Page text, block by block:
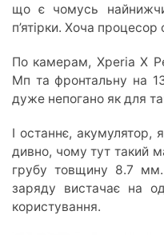
що є чомусь
п’ятірки. Хоча
По камерам, Xperia X
Мп та фронтальну на
дуже непогано як для
І останнє, акумулятор,
дивно, чому тут такий
грубу товщину 8.7
заряду вистачає на
користування.